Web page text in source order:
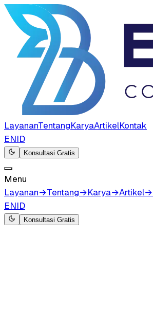
LayananTentangKaryaArtikelKontak
ENID
Konsultasi Gratis
Menu
Layanan→Tentang→Karya→Artikel→
ENID
Konsultasi Gratis